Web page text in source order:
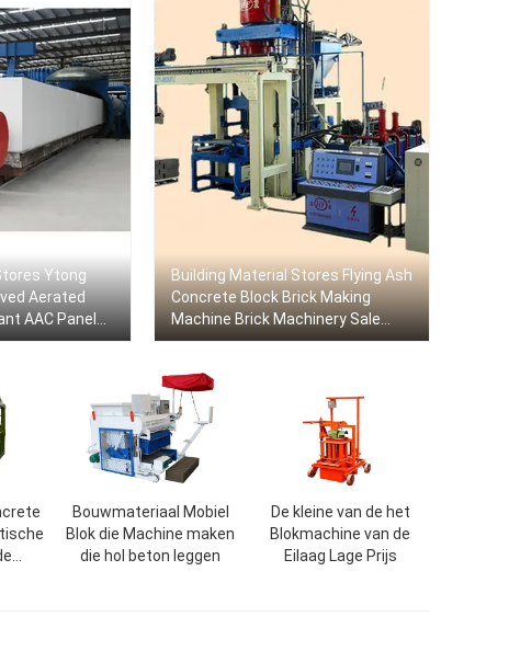
Ytong
Aerated
AAC Panel
Supplier
Building Material Stores Flying Ash
Concrete Block Brick Making
Machine Brick Machinery Sale
(Two Way Hydraulic)
Bouwmateriaal Mobiel
Blok die Machine maken
die hol beton leggen
De kleine van de het
Blokmachine van de
Eilaag Lage Prijs